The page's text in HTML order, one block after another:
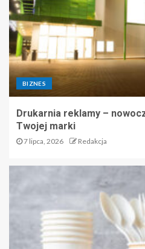
BIZNES
Drukarnia reklamy –
Twojej marki
7 lipca, 2026 Redakcja